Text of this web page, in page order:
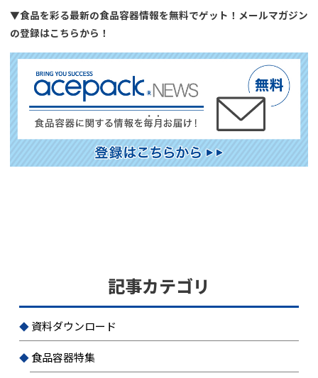
▼食品を彩る最新の食品容器情報を無料でゲット！メールマガジン
の登録はこちらから！
記事カテゴリ
資料ダウンロード
食品容器特集